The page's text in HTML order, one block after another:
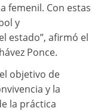
femenil. Con estas
y
estado”, afirmó el
Ponce.
objetivo de
y la
la práctica